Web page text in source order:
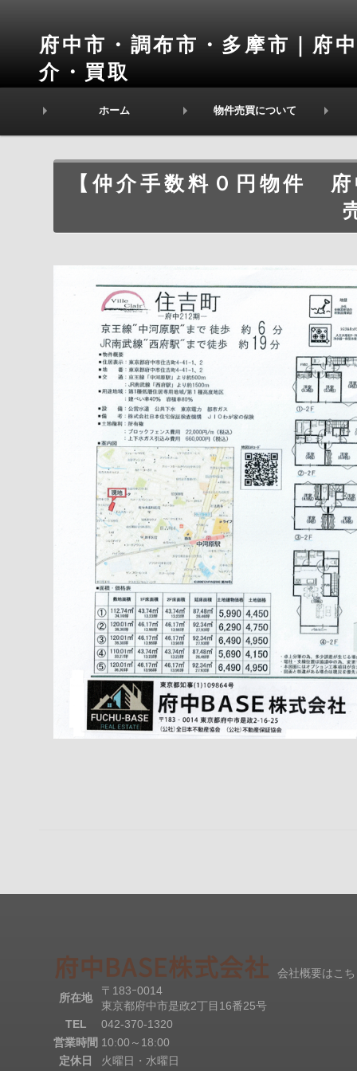
府中市・調布市・多摩市｜府
介・買取
ホーム 物件売買について
【仲介手数料０円物件
会社概要はこ
所在地
〒183ｰ0014
東京都府中市是政2丁目16番25号
TEL
042-370-1320
営業時間 10:00～18:00
定休日
火曜日・水曜日